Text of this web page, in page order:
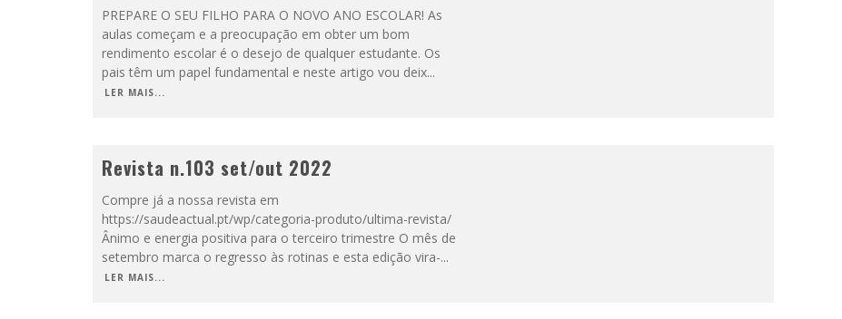
PREPARE O SEU FILHO PARA O NOVO ANO ESCOLAR! As
aulas começam e a preocupação em obter um bom
rendimento escolar é o desejo de qualquer estudante. Os
pais têm um papel fundamental e neste artigo vou deix...
LER MAIS...
Revista n.103 set/out 2022
Compre já a nossa revista em
https://saudeactual.pt/wp/categoria-produto/ultima-revista/
Ânimo e energia positiva para o terceiro trimestre O mês de
setembro marca o regresso às rotinas e esta edição vira-...
LER MAIS...